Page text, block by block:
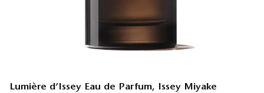
Lumière d’Issey Eau de Parfum, Issey Miyake